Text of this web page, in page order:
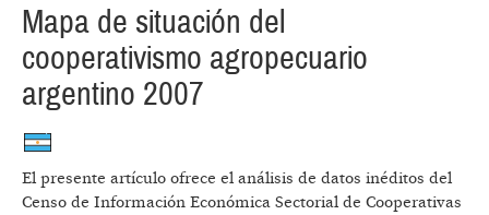
Mapa de situación del
cooperativismo agropecuario
argentino 2007
El presente artículo ofrece el análisis de datos inéditos del
Censo de Información Económica Sectorial de Cooperativas